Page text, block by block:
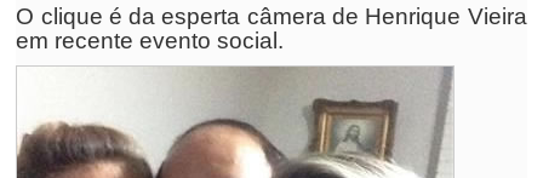
O clique é da esperta câmera de Henrique Vieira
em recente evento social.